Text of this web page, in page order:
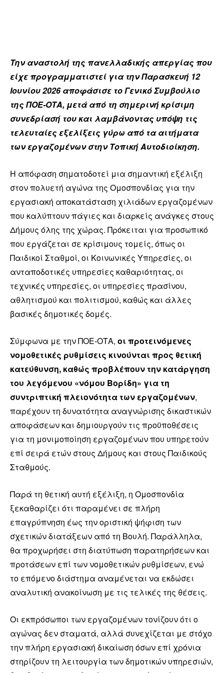
Την αναστολή της πανελλαδικής απεργίας που
είχε προγραμματιστεί για την Παρασκευή 12
Ιουνίου 2026 αποφάσισε το Γενικό Συμβούλιο
της ΠΟΕ-ΟΤΑ, μετά από τη σημερινή κρίσιμη
συνεδρίασή του και λαμβάνοντας υπόψη τις
τελευταίες εξελίξεις γύρω από τα αιτήματα
των εργαζομένων στην Τοπική Αυτοδιοίκηση.
Η απόφαση σηματοδοτεί μια σημαντική εξέλιξη
στον πολυετή αγώνα της Ομοσπονδίας για την
εργασιακή αποκατάσταση χιλιάδων εργαζομένων
που καλύπτουν πάγιες και διαρκείς ανάγκες στους
Δήμους όλης της χώρας. Πρόκειται για προσωπικό
που εργάζεται σε κρίσιμους τομείς, όπως οι
Παιδικοί Σταθμοί, οι Κοινωνικές Υπηρεσίες, οι
ανταποδοτικές υπηρεσίες καθαριότητας, οι
τεχνικές υπηρεσίες, οι υπηρεσίες πρασίνου,
αθλητισμού και πολιτισμού, καθώς και άλλες
βασικές δημοτικές δομές.
Σύμφωνα με την ΠΟΕ-ΟΤΑ, οι προτεινόμενες
νομοθετικές ρυθμίσεις κινούνται προς θετική
κατεύθυνση, καθώς προβλέπουν την κατάργηση
του λεγόμενου «νόμου Βορίδη» για τη
συντριπτική πλειονότητα των εργαζομένων,
παρέχουν τη δυνατότητα αναγνώρισης δικαστικών
αποφάσεων και δημιουργούν τις προϋποθέσεις
για τη μονιμοποίηση εργαζομένων που υπηρετούν
επί σειρά ετών στους Δήμους και στους Παιδικούς
Σταθμούς.
Παρά τη θετική αυτή εξέλιξη, η Ομοσπονδία
ξεκαθαρίζει ότι παραμένει σε πλήρη
επαγρύπνηση έως την οριστική ψήφιση των
σχετικών διατάξεων από τη Βουλή. Παράλληλα,
θα προχωρήσει στη διατύπωση παρατηρήσεων και
προτάσεων επί των νομοθετικών ρυθμίσεων, ενώ
το επόμενο διάστημα αναμένεται να εκδώσει
αναλυτική ανακοίνωση με τις τελικές της θέσεις.
Οι εκπρόσωποι των εργαζομένων τονίζουν ότι ο
αγώνας δεν σταματά, αλλά συνεχίζεται με στόχο
την πλήρη εργασιακή δικαίωση όσων επί χρόνια
στηρίζουν τη λειτουργία των δημοτικών υπηρεσιών,